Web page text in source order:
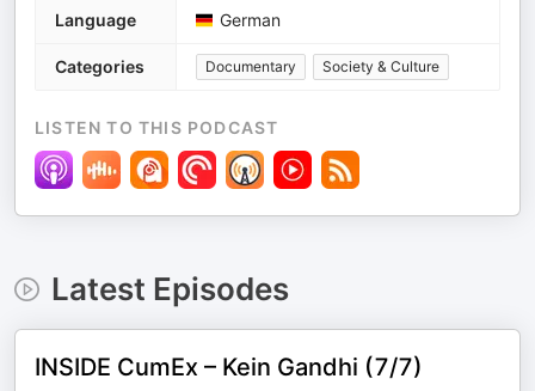
Language German
Categories Documentary Society & Culture
LISTEN TO THIS PODCAST
Latest Episodes
INSIDE CumEx – Kein Gandhi (7/7)